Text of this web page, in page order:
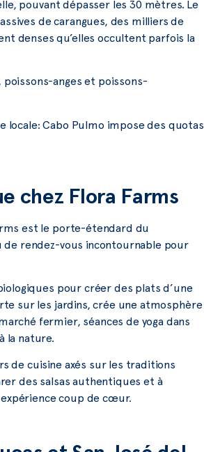
pouvant dépasser les 30 mètres. Le
de carangues, des milliers de
denses qu’elles occultent parfois la
anges et poissons-
Cabo Pulmo impose des quotas
chez Flora Farms
est le porte-étendard du
de rendez-vous incontournable pour
pour créer des plats d’une
sur les jardins, crée une atmosphère
fermier, séances de yoga dans
la nature.
de cuisine axés sur les traditions
des salsas authentiques et à
coup de cœur.